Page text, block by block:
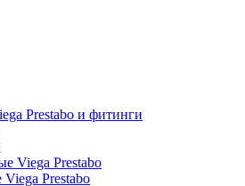
Prestabo и фитинги
Viega Prestabo
Prestabo